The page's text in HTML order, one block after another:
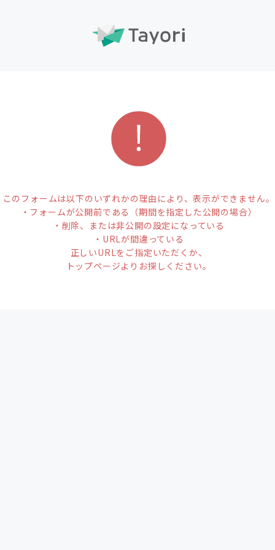
このフォームは以下のいずれかの理由により、表示ができません。
・フォームが公開前である（期間を指定した公開の場合）
・削除、または非公開の設定になっている
・URLが間違っている
正しいURLをご指定いただくか、
トップページよりお探しください。